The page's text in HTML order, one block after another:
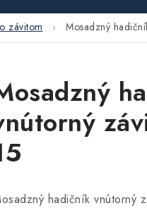
závitom Mosadzný
hadičník vnútorný